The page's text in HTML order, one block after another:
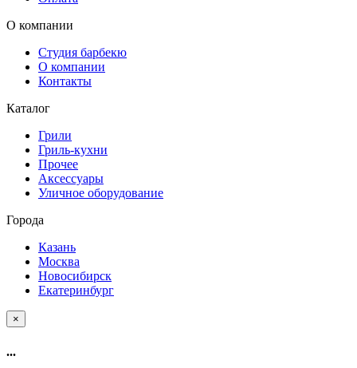
О компании
Студия барбекю
О компании
Контакты
Каталог
Грили
Гриль-кухни
Прочее
Аксессуары
Уличное оборудование
Города
Казань
Москва
Новосибирск
Екатеринбург
×
...